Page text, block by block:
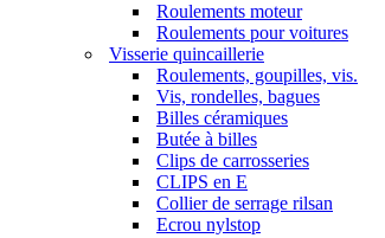
Roulements moteur
Roulements pour voitures
Visserie quincaillerie
Roulements, goupilles, vis.
Vis, rondelles, bagues
Billes céramiques
Butée à billes
Clips de carrosseries
CLIPS en E
Collier de serrage rilsan
Ecrou nylstop